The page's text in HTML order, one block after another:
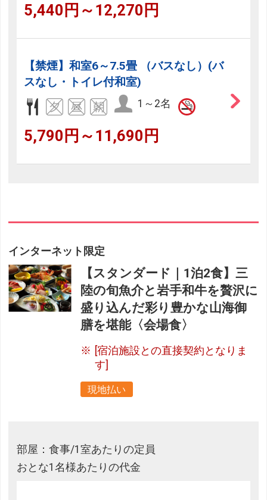
5,440円～12,270円
【禁煙】和室6～7.5畳 （バスなし）(バ
スなし・トイレ付和室)
1～2名
5,790円～11,690円
インターネット限定
【スタンダード｜1泊2食】三
陸の旬魚介と岩手和牛を贅沢に
盛り込んだ彩り豊かな山海御
膳を堪能〈会場食〉
[宿泊施設との直接契約となりま
す]
現地払い
部屋：食事/1室あたりの定員
おとな1名様あたりの代金